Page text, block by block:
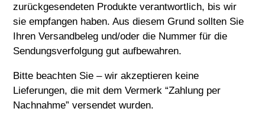
zurückgesendeten Produkte verantwortlich, bis wir
sie empfangen haben. Aus diesem Grund sollten Sie
Ihren Versandbeleg und/oder die Nummer für die
Sendungsverfolgung gut aufbewahren.
Bitte beachten Sie – wir akzeptieren keine
Lieferungen, die mit dem Vermerk “Zahlung per
Nachnahme” versendet wurden.